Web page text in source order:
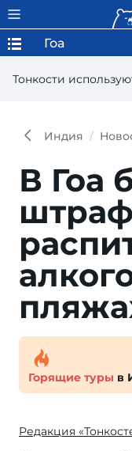
Тонкости
Гоа
Индия
В Гоа
Горящие туры в
Редакция